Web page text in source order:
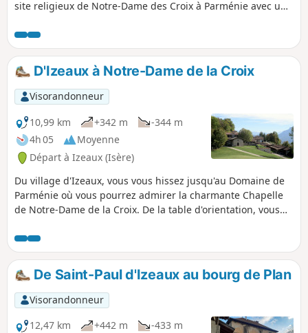
site religieux de Notre-Dame des Croix à Parménie avec un
la table d'orientation du même lieu.
D'Izeaux à Notre-Dame de la Croix
Visorandonneur
10,99 km
+342 m
-344 m
4h 05
Moyenne
Départ à Izeaux (Isère)
Du village d'Izeaux, vous vous hissez jusqu'au Domaine de
Parménie où vous pourrez admirer la charmante Chapelle
de Notre-Dame de la Croix. De la table d'orientation, vous
Chat, dans l'Ain, jusqu'aux sommets du Nord-Est du Vercors.
De Saint-Paul d'Izeaux au bourg de Plan
Visorandonneur
12,47 km
+442 m
-433 m